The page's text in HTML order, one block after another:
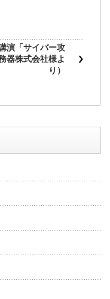
演「サイバー攻
器株式会社様よ
り）